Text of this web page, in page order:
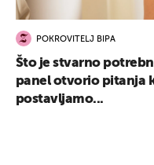
POKROVITELJ BIPA
Što je stvarno
panel otvorio pitanja
postavljamo...